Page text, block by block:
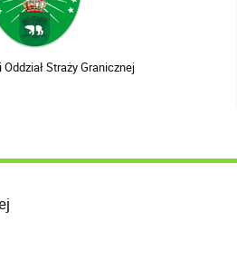
Straży Granicznej